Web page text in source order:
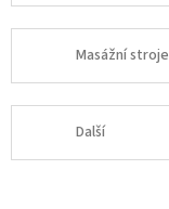
Masážní stroje
Další